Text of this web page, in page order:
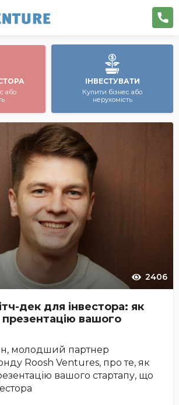
або
ІНВЕСТУВАТИ
Купити бізнес або
нерухомість
2406
дек для інвестора: як
презентацію вашого
молодший партнер
Roosh Ventures, про те, як
вашого стартапу, що